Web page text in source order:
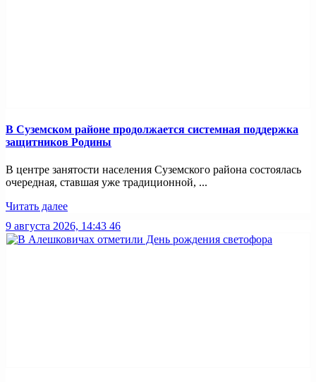
В Суземском районе продолжается системная поддержка
защитников Родины
В центре занятости населения Суземского района состоялась
очередная, ставшая уже традиционной, ...
Читать далее
9 августа 2026, 14:43 46